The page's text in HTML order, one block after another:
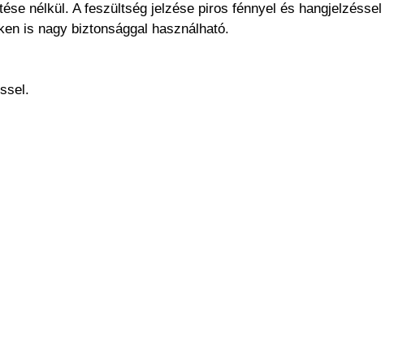
nélkül. A feszültség jelzése piros fénnyel és hangjelzéssel
is nagy biztonsággal használható.